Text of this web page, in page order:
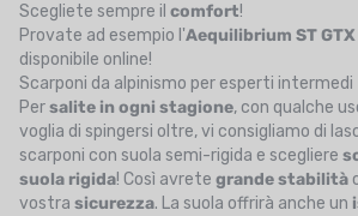
Scegliete sempre il comfort!
Provate ad esempio l'Aequilibrium ST
disponibile online!
Scarponi da alpinismo per esperti intermedi
Persalite in ogni stagione, con qualche
voglia di spingersi oltre, vi consigliamo di
scarponi con suola semi-rigida e scegliere
suola rigida! Così avrete grande stabilità
vostra sicurezza. La suola offrirà anche un